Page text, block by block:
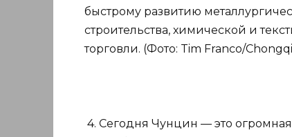
быстрому развитию
строительства, химической и
торговли. (Фото: Tim Franco/
4. Сегодня Чунцин — это